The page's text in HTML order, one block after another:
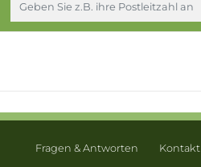
Fragen & Antworten Kontakt